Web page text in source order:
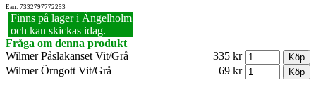
Ean: 7332797772253
Finns på lager i Ängelholm
och kan skickas idag.
Fråga om denna produkt
Wilmer Påslakanset Vit/Grå
335 kr
Wilmer Örngott Vit/Grå
69 kr